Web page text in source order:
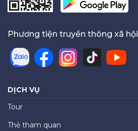
Phương tiện truyền thông xã hội
DỊCH VỤ
Tour
Thẻ tham quan